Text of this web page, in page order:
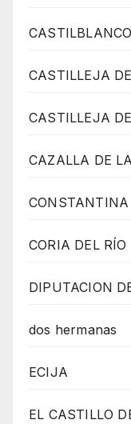
CASTILLEJA
CASTILLEJA
CAZALLA DE
CONSTANTINA
CORIA DEL RÍO
DIPUTACION
dos hermanas
ECIJA
EL CASTILLO